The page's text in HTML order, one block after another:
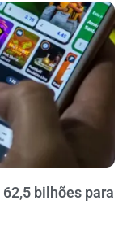
bilhões para